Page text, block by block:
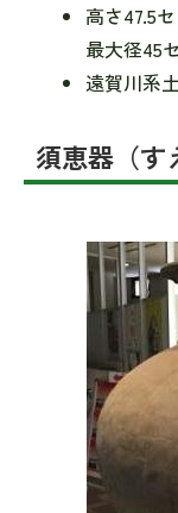
高さ47.5
最大径45
遠賀川系
須恵器（す